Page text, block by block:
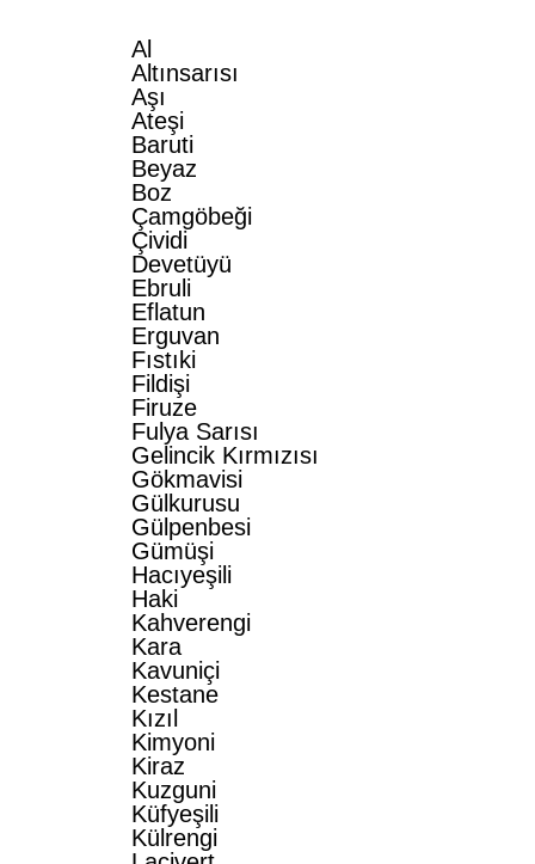
Al
Altınsarısı
Aşı
Ateşi
Baruti
Beyaz
Boz
Çamgöbeği
Çividi
Devetüyü
Ebruli
Eflatun
Erguvan
Fıstıki
Fildişi
Firuze
Fulya Sarısı
Gelincik Kırmızısı
Gökmavisi
Gülkurusu
Gülpenbesi
Gümüşi
Hacıyeşili
Haki
Kahverengi
Kara
Kavuniçi
Kestane
Kızıl
Kimyoni
Kiraz
Kuzguni
Küfyeşili
Külrengi